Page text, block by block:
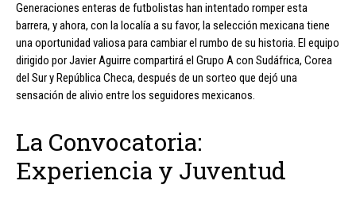
Generaciones enteras de futbolistas han intentado romper esta
barrera, y ahora, con la localía a su favor, la selección mexicana tiene
una oportunidad valiosa para cambiar el rumbo de su historia. El equipo
dirigido por Javier Aguirre compartirá el Grupo A con Sudáfrica, Corea
del Sur y República Checa, después de un sorteo que dejó una
sensación de alivio entre los seguidores mexicanos.
La Convocatoria:
Experiencia y Juventud